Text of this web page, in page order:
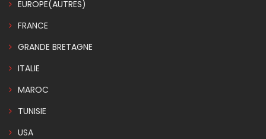
EUROPE(AUTRES)
FRANCE
GRANDE BRETAGNE
ITALIE
MAROC
TUNISIE
USA